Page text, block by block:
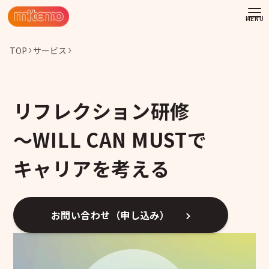
TOP サービス
リフレクション研修
～WILL CAN MUSTで
キャリアを考える
お問い合わせ（申し込み）